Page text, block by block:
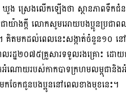
ស្រេងលើកឡើងថា ស្ថានភាពទឹកជំន
ាយ៉ាងក្តី លោកសូមអោយបងប្អូនប្រជាព
តមកដល់ពេលនេះសង្កាត់ចំនួន១០ នៅ
លរដ្ឋ២០៧៥គ្រួសារទទួលរងគ្រោះ ដោយ
ណោយរបស់កាកបាទក្រហមលម្ពុជានិងអំ
មកចែកជូនបងប្អូននៅពេលខាងមុខនេះ។